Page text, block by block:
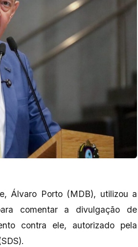
Álvaro Porto (MDB), utilizou a
comentar a divulgação de
contra ele, autorizado pela